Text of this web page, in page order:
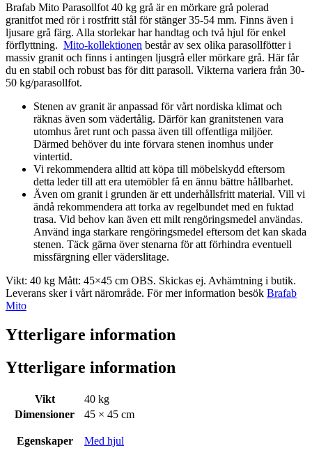
Brafab Mito Parasollfot 40 kg grå är en mörkare grå polerad
granitfot med rör i rostfritt stål för stänger 35-54 mm. Finns även i
ljusare grå färg. Alla storlekar har handtag och två hjul för enkel
förflyttning. Mito-kollektionen består av sex olika parasollfötter i
massiv granit och finns i antingen ljusgrå eller mörkare grå. Här får
du en stabil och robust bas för ditt parasoll. Vikterna variera från 30-
50 kg/parasollfot.
Stenen av granit är anpassad för vårt nordiska klimat och
räknas även som vädertålig. Därför kan granitstenen vara
utomhus året runt och passa även till offentliga miljöer.
Därmed behöver du inte förvara stenen inomhus under
vintertid.
Vi rekommendera alltid att köpa till möbelskydd eftersom
detta leder till att era utemöbler få en ännu bättre hållbarhet.
Även om granit i grunden är ett underhållsfritt material. Vill vi
ändå rekommendera att torka av regelbundet med en fuktad
trasa. Vid behov kan även ett milt rengöringsmedel användas.
Använd inga starkare rengöringsmedel eftersom det kan skada
stenen. Täck gärna över stenarna för att förhindra eventuell
missfärgning eller väderslitage.
Vikt: 40 kg Mått: 45×45 cm OBS. Skickas ej. Avhämtning i butik.
Leverans sker i vårt närområde. För mer information besök Brafab
Mito
Ytterligare information
Ytterligare information
Vikt
40 kg
Dimensioner
45 × 45 cm
Egenskaper Med hjul